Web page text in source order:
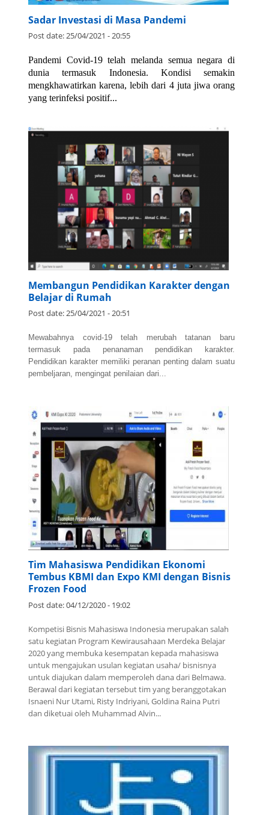
Sadar Investasi di Masa Pandemi
Post date:25/04/2021 - 20:55
Pandemi Covid-19 telah melanda semua negara di
dunia termasuk Indonesia. Kondisi semakin
mengkhawatirkan karena, lebih dari 4 juta jiwa orang
yang terinfeksi positif...
Membangun Pendidikan Karakter dengan
Belajar di Rumah
Post date:25/04/2021 - 20:51
Mewabahnya covid-19 telah merubah tatanan baru
termasuk pada penanaman pendidikan karakter.
Pendidikan karakter memiliki peranan penting dalam suatu
pembeljaran, mengingat penilaian dari...
Tim Mahasiswa Pendidikan Ekonomi
Tembus KBMI dan Expo KMI dengan Bisnis
Frozen Food
Post date:04/12/2020 - 19:02
Kompetisi Bisnis Mahasiswa Indonesia merupakan salah
satu kegiatan Program Kewirausahaan Merdeka Belajar
2020 yang membuka kesempatan kepada mahasiswa
untuk mengajukan usulan kegiatan usaha/ bisnisnya
untuk diajukan dalam memperoleh dana dari Belmawa.
Berawal dari kegiatan tersebut tim yang beranggotakan
Isnaeni Nur Utami, Risty Indriyani, Goldina Raina Putri
dan diketuai oleh Muhammad Alvin...